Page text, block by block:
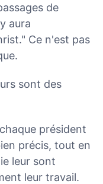
de
aura
Ce n'est pas
sont des
président
précis, tout en
leur sont
leur travail.